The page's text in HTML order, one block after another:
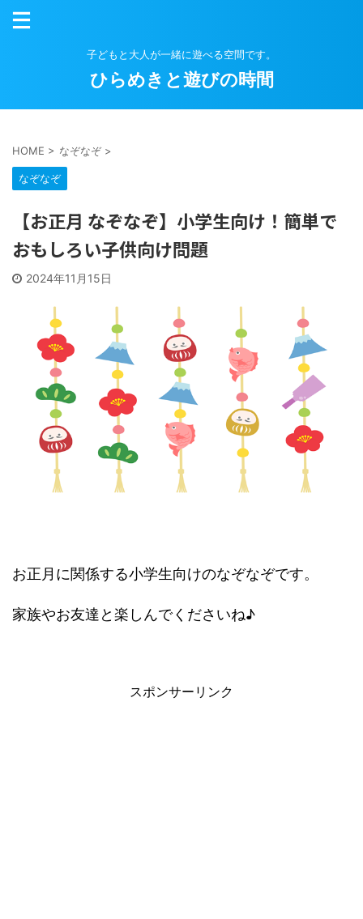
子どもと大人が一緒に遊べる空間です。
ひらめきと遊びの時間
HOME > なぞなぞ >
なぞなぞ
【お正月 なぞなぞ】小学生向け！簡単で
おもしろい子供向け問題
2024年11月15日
お正月に関係する小学生向けのなぞなぞです。
家族やお友達と楽しんでくださいね♪
スポンサーリンク